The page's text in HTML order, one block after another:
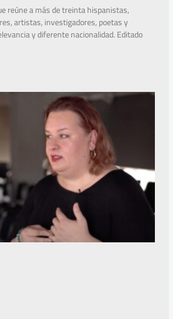
reúne a más de treinta hispanistas,
artistas, investigadores, poetas y
y diferente nacionalidad. Editado